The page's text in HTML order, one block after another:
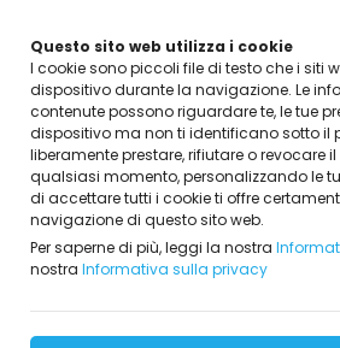
Questo sito web utilizza i cookie
I cookie sono piccoli file di testo che i siti
dispositivo durante la navigazione. Le
contenute possono riguardare te, le tue
dispositivo ma non ti identificano sotto il
liberamente prestare, rifiutare o revocare
qualsiasi momento, personalizzando le
di accettare tutti i cookie ti offre
navigazione di questo sito web.
Per saperne di più, leggi la nostra
nostra Informativa sulla privacy
Home Marchi trattati INDUSTRIA
Telwin